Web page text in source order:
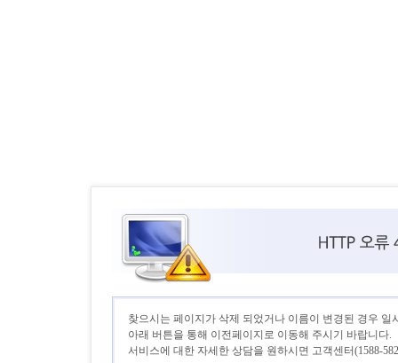
찾으시는 페이지가 삭제 되었거나 이름이 변경된 경우 일
아래 버튼을 통해 이전페이지로 이동해 주시기 바랍니다.
서비스에 대한 자세한 상담을 원하시면 고객센터(1588-